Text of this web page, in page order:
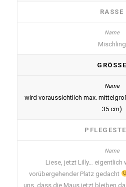
RASSE
Mischling
GRÖSSE
wird voraussichtlich max.
35 cm)
Liese, jetzt Lilly… eigentlich
vorübergehender Platz gedacht
uns, dass die Maus jetzt bleiben